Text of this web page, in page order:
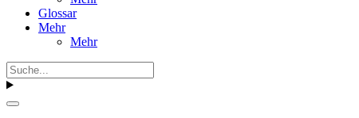
Glossar
Mehr
Mehr